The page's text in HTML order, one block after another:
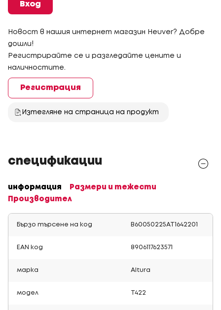
Вход
Новост в нашия интернет магазин Heuver? Добре
дошли!
Регистрирайте се и разгледайте цените и
наличностите.
Регистрация
Изтегляне на страница на продукт
спецификации
информация
Размери и тежести
Производител
Бързо търсене на код B60050225AT1642201
EAN код 8906117623571
марка Altura
модел T422